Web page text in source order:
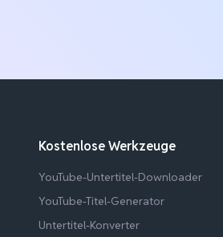
Kostenlose Werkzeuge
YouTube-Untertitel-Downloader
YouTube-Titel-Generator
Untertitel-Konverter